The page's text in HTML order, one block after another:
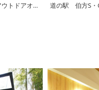
【西条市】モンベルアウトドアオアシス石鎚